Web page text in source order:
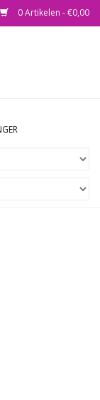
0 Artikelen - €0,00